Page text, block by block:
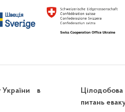
України в
Цілодобова
питань